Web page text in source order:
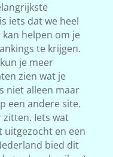
iets dat we heel
helpen om je
te krijgen.
je meer
zien wat je
niet alleen maar
een andere site.
zitten. Iets wat
uitgezocht en een
bied dit